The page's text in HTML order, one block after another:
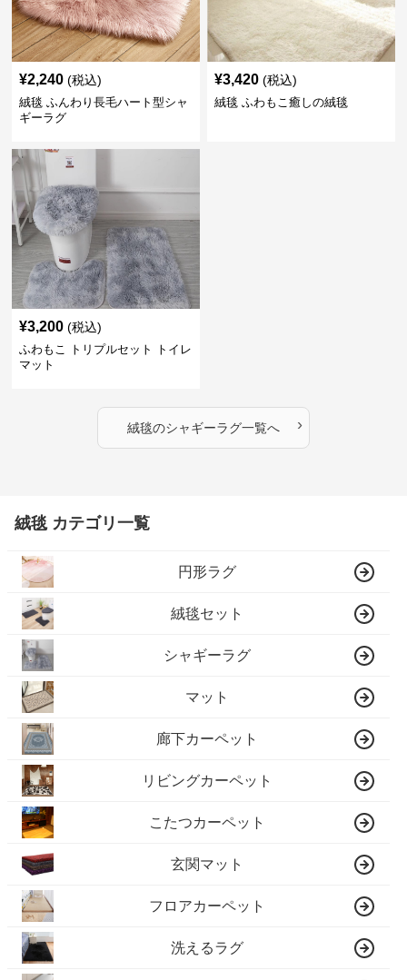
¥2,240 (税込)
絨毯 ふんわり長毛ハート型シャ
ギーラグ
¥3,420 (税込)
絨毯 ふわもこ癒しの絨毯
¥3,200 (税込)
ふわもこ トリプルセット トイレ
マット
絨毯のシャギーラグ一覧へ ›
絨毯 カテゴリ一覧
円形ラグ
絨毯セット
シャギーラグ
マット
廊下カーペット
リビングカーペット
こたつカーペット
玄関マット
フロアカーペット
洗えるラグ